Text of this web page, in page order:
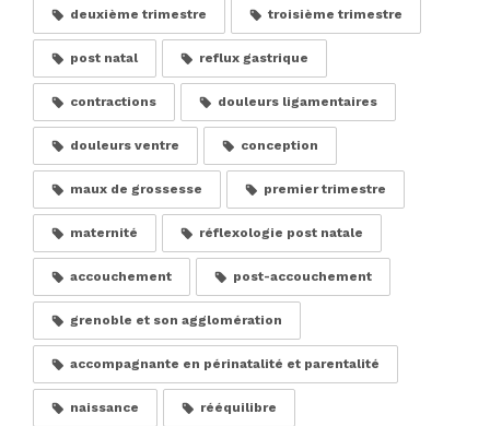
deuxième trimestre troisième trimestre
post natal reflux gastrique
contractions douleurs ligamentaires
douleurs ventre conception
maux de grossesse premier trimestre
maternité réflexologie post natale
accouchement post-accouchement
grenoble et son agglomération
accompagnante en périnatalité et parentalité
naissance rééquilibre